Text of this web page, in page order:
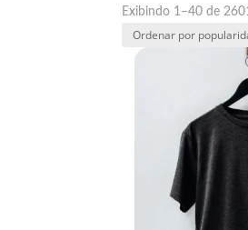
Exibindo 1–40 de